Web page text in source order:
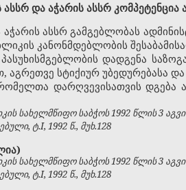
და აჭარის ასსრ
აჭარის ასსრ გამგებლობას
კანონმდებლობის
დადგენა
აგრეთვე სტიქიურ უბედურებასა
დარღვევისათვის დგება
სახელმწიფო საბჭოს 1992 წლის 3
ტ.I, 1992 წ., მუხ.128
სახელმწიფო საბჭოს 1992 წლის 3
ტ.I, 1992 წ., მუხ.128